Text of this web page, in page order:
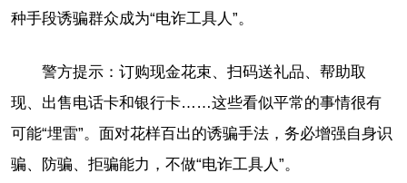
种手段诱骗群众成为“电诈工具人”。
警方提示：订购现金花束、扫码送礼品、帮助取
现、出售电话卡和银行卡……这些看似平常的事情很有
可能“埋雷”。面对花样百出的诱骗手法，务必增强自身识
骗、防骗、拒骗能力，不做“电诈工具人”。